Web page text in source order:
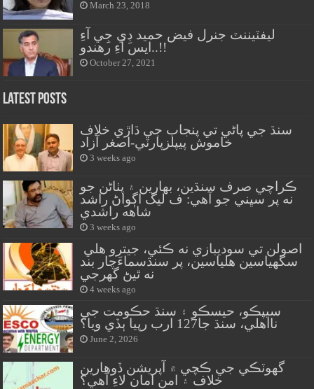
March 23, 2018
ليفٽيننٽ جنرل فيض حميد ڊِي جِي آءِ
ايس آءِ رهندو..!!
October 27, 2021
Latest Posts
سنڌ جي پاڻي تي پنجاب جي ڌاڙي خلاف
خاموش پيپلزپارٽي-اصغر آزاد
3 weeks ago
ڪراچي صرف سنڌين، بهارين ۽ پٺاڻن جو
نه پر سڀني جو آهي: ف ليگ اڳواڻ راشد
شاهه راشدي
3 weeks ago
سگهياسين هلياسين، پر سنڌسماءَچار بند
نه ٿيڻ گهرجي
4 weeks ago
سيپڪو، حيسڪو ۽ سنڌ حڪومت جي
نااهلي، سنڌ جا127 ارب رپيا ٻڏي ويا؟
June 2, 2026
گهوٽڪي جي ڪچي ۾ آپريشن ڏوهارين
خلاف ۽ امن امان لاءِ آهي؟